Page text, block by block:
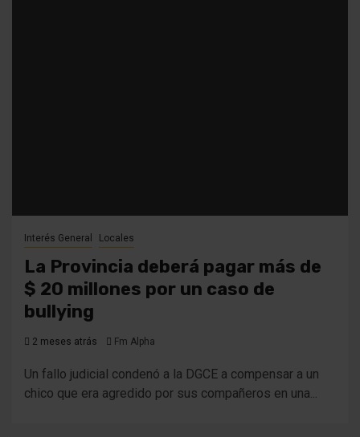
Interés General Locales
La Provincia deberá pagar más de
$ 20 millones por un caso de
bullying
2 meses atrás Fm Alpha
Un fallo judicial condenó a la DGCE a compensar a un
chico que era agredido por sus compañeros en una...